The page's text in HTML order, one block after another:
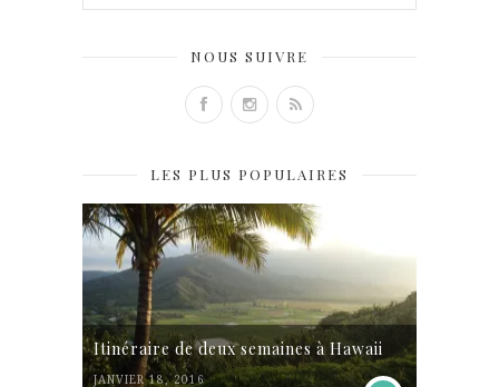
NOUS SUIVRE
LES PLUS POPULAIRES
Itinéraire de deux semaines à Hawaii
JANVIER 18, 2016